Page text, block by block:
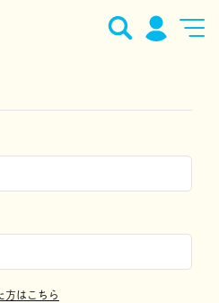
方はこちら